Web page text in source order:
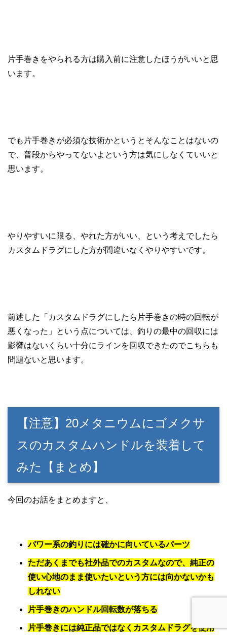
片手巻きをやられる方は購入前に注意したほうがいいと思
います。
でも片手巻きが必須な技術かというとそんなことはないの
で、普段からやってないよという方は気にしなくていいと
思います。
やりやすいに限る、やれた方がいい、という考えでしたら
カスタムドラグにした方が間違いなくやりやすいです。
前述した「カスタムドラグにしたら片手巻きの時の回転が
悪くなった」という点については、釣りの最中の回収には
影響はないくらい十分にラインを回収できたのでこちらも
問題ないと思います。
【注意】20メタニウムにゴメクサ
スのカスタムハンドルを装着して
みた【まとめ】
今回のお話をまとめますと、
パワー系の釣りには確かに向いているパーツ
ただあくまでも社外品でのカスタムなので、純正の
使い心地のまま使いたいという方には向かないかも
しれない
片手巻きのハンドル回転数が落ちる
片手巻きには純正品ではなくカスタムドラグを使用